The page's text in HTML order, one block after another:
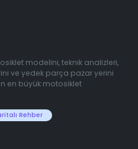
modelini, teknik analizleri,
ve yedek parça pazar yerini
en büyük motosiklet
Rehber